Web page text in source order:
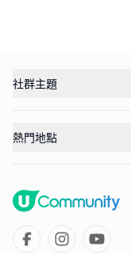
社群主題
熱門地點